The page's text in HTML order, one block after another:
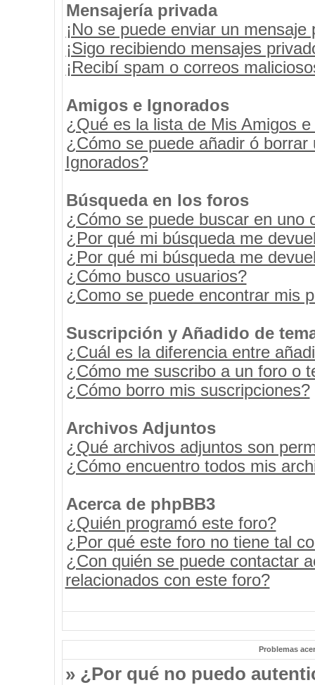
Mensajería privada
¡No se puede enviar un mensaje
¡Sigo recibiendo mensajes
¡Recibí spam o correos
Amigos e Ignorados
¿Qué es la lista de Mis Amigos
¿Cómo se puede añadir ó
Ignorados?
Búsqueda en los foros
¿Cómo se puede buscar en uno
¿Por qué mi búsqueda me
¿Por qué mi búsqueda me
¿Cómo busco usuarios?
¿Como se puede encontrar mis
Suscripción y Añadido de
¿Cuál es la diferencia entre
¿Cómo me suscribo a un foro o
¿Cómo borro mis suscripciones?
Archivos Adjuntos
¿Qué archivos adjuntos son
¿Cómo encuentro todos mis
Acerca de phpBB3
¿Quién programó este foro?
¿Por qué este foro no tiene tal
¿Con quién se puede contactar
relacionados con este foro?
Problemas
» ¿Por qué no puedo